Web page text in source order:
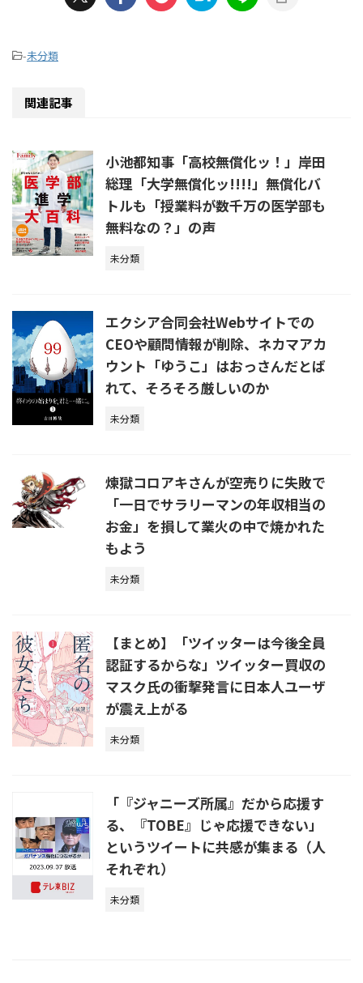
-未分類
関連記事
小池都知事「高校無償化ッ！」岸田
総理「大学無償化ッ!!!!」無償化バ
トルも「授業料が数千万の医学部も
無料なの？」の声
未分類
エクシア合同会社Webサイトでの
CEOや顧問情報が削除、ネカマアカ
ウント「ゆうこ」はおっさんだとば
れて、そろそろ厳しいのか
未分類
煉獄コロアキさんが空売りに失敗で
「一日でサラリーマンの年収相当の
お金」を損して業火の中で焼かれた
もよう
未分類
【まとめ】「ツイッターは今後全員
認証するからな」ツイッター買収の
マスク氏の衝撃発言に日本人ユーザ
が震え上がる
未分類
「『ジャニーズ所属』だから応援す
る、『TOBE』じゃ応援できない」
というツイートに共感が集まる（人
それぞれ）
未分類